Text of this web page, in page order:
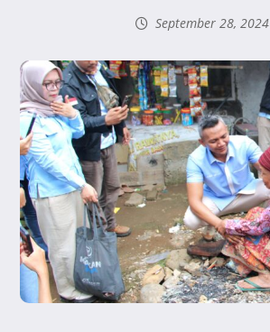
September 28, 2024